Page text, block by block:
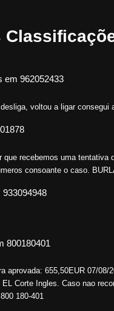
em 962052433
voltou a ligar consegui
que recebemos uma tentativa
consoante o caso.
933094948
800180401
aprovada: 655,50EUR 07/08/
EL Corte Ingles. Caso nao
180-401